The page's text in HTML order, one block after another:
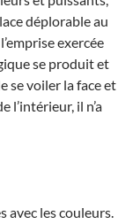
déplorable au
exercée
se produit et
se voiler la face et
l’intérieur, il n’a
avec les couleurs.